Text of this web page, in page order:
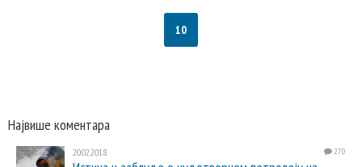
10
Највише коментара
20.02.2018. 270